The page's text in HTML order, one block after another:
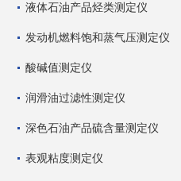
液体石油产品烃类测定仪
发动机燃料饱和蒸气压测定仪
酸碱值测定仪
润滑油过滤性测定仪
深色石油产品硫含量测定仪
表观粘度测定仪